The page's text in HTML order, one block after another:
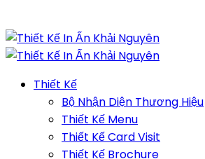
Thiết Kế
Bộ Nhận Diện Thương Hiệu
Thiết Kế Menu
Thiết Kế Card Visit
Thiết Kế Brochure